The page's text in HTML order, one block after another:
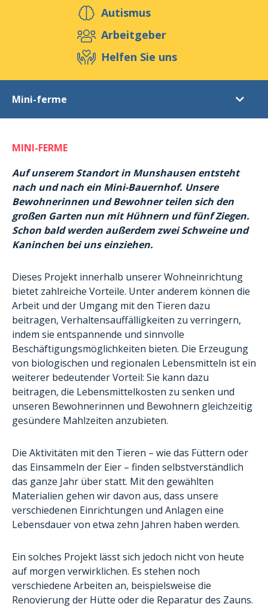
Helfen Sie uns
Veranstaltungen Publikationen
Autismus
Arbeitgeber
Helfen Sie uns
Mini-ferme
Ehrenamtliche Helfer
Unsere aktuellen Projekte
Formular Ehrenamt
MINI-FERME
Auf unserem Standort in Munshausen entsteht
nach und nach ein Mini-Bauernhof. Unsere
Bewohnerinnen und Bewohner teilen sich den
großen Garten nun mit Hühnern und fünf Ziegen.
Schon bald werden außerdem zwei Schweine und
Kaninchen bei uns einziehen.
Dieses Projekt innerhalb unserer Wohneinrichtung
bietet zahlreiche Vorteile. Unter anderem können die
Arbeit und der Umgang mit den Tieren dazu
beitragen, Verhaltensauffälligkeiten zu verringern,
indem sie entspannende und sinnvolle
Beschäftigungsmöglichkeiten bieten. Die Erzeugung
von biologischen und regionalen Lebensmitteln ist ein
weiterer bedeutender Vorteil: Sie kann dazu
beitragen, die Lebensmittelkosten zu senken und
unseren Bewohnerinnen und Bewohnern gleichzeitig
gesündere Mahlzeiten anzubieten.
Die Aktivitäten mit den Tieren – wie das Füttern oder
das Einsammeln der Eier – finden selbstverständlich
das ganze Jahr über statt. Mit den gewählten
Materialien gehen wir davon aus, dass unsere
verschiedenen Einrichtungen und Anlagen eine
Lebensdauer von etwa zehn Jahren haben werden.
Ein solches Projekt lässt sich jedoch nicht von heute
auf morgen verwirklichen. Es stehen noch
verschiedene Arbeiten an, beispielsweise die
Renovierung der Hütte oder die Reparatur des Zauns.